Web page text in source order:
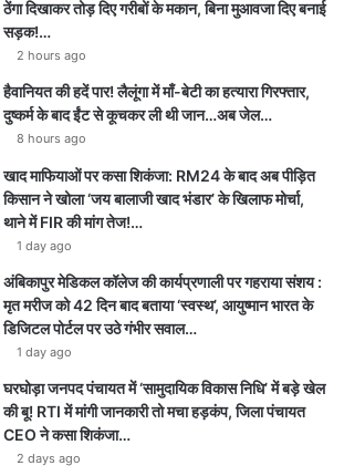
ठेंगा दिखाकर तोड़ दिए गरीबों के मकान, बिना मुआवजा दिए बनाई
सड़क!…
2 hours ago
हैवानियत की हदें पार! लैलूंगा में माँ-बेटी का हत्यारा गिरफ्तार,
दुष्कर्म के बाद ईंट से कूचकर ली थी जान…अब जेल…
8 hours ago
खाद माफियाओं पर कसा शिकंजा: RM24 के बाद अब पीड़ित
किसान ने खोला ‘जय बालाजी खाद भंडार’ के खिलाफ मोर्चा,
थाने में FIR की मांग तेज!…
1 day ago
अंबिकापुर मेडिकल कॉलेज की कार्यप्रणाली पर गहराया संशय :
मृत मरीज को 42 दिन बाद बताया ‘स्वस्थ’, आयुष्मान भारत के
डिजिटल पोर्टल पर उठे गंभीर सवाल…
1 day ago
घरघोड़ा जनपद पंचायत में ‘सामुदायिक विकास निधि’ में बड़े खेल
की बू! RTI में मांगी जानकारी तो मचा हड़कंप, जिला पंचायत
CEO ने कसा शिकंजा…
2 days ago